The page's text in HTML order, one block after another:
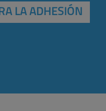
LA ADHESIÓN